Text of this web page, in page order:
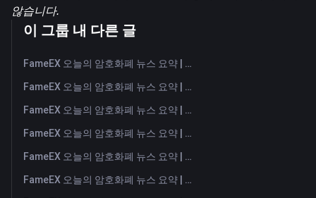
않습니다.
이 그룹 내 다른 글
FameEX 오늘의 암호화폐 뉴스 요약 | 2026년 8월 7일
FameEX 오늘의 암호화폐 뉴스 요약 | 2026년 8월 6일
FameEX 오늘의 암호화폐 뉴스 요약 | 2026년 8월 5일
FameEX 오늘의 암호화폐 뉴스 요약 | 2026년 8월 4일
FameEX 오늘의 암호화폐 뉴스 요약 | 2026년 8월 3일
FameEX 오늘의 암호화폐 뉴스 요약 | 2026년 7월 31일